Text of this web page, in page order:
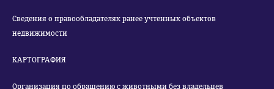
Сведения о правообладателях ранее учтенных объектов
недвижимости
КАРТОГРАФИЯ
Организация по обращению с животными без владельцев